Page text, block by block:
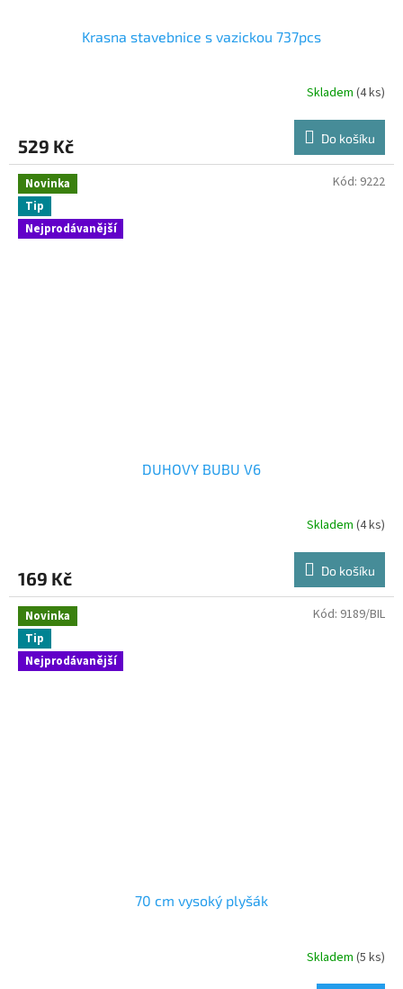
Krasna stavebnice s vazickou 737pcs
Skladem (4 ks)
529 Kč Do košíku
Novinka
Tip
Nejprodávanější
DUHOVY BUBU V6
Skladem (4 ks)
169 Kč Do košíku
Kód: 9222
Novinka
Tip
Nejprodávanější
70 cm vysoký plyšák
Skladem (5 ks)
Kód: 9189/BIL